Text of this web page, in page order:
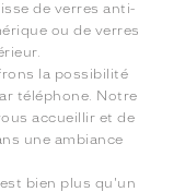
de verres anti-
ou de verres
la possibilité
téléphone. Notre
accueillir et de
une ambiance
est bien plus qu'un